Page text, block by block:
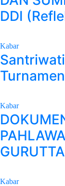
DDI
Kabar
Kabar
Kabar